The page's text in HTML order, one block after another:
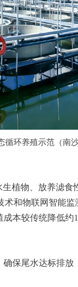
循环养殖示范（南
植物、放养滤食
和物联网智能
本较传统降低约
保尾水达标排放